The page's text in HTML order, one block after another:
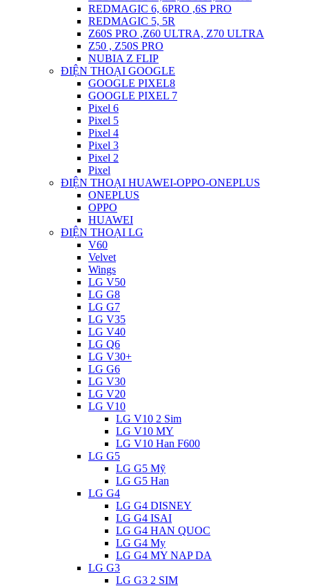
REDMAGIC 6, 6PRO ,6S PRO
REDMAGIC 5, 5R
Z60S PRO ,Z60 ULTRA, Z70 ULTRA
Z50 , Z50S PRO
NUBIA Z FLIP
ĐIỆN THOẠI GOOGLE
GOOGLE PIXEL8
GOOGLE PIXEL 7
Pixel 6
Pixel 5
Pixel 4
Pixel 3
Pixel 2
Pixel
ĐIỆN THOẠI HUAWEI-OPPO-ONEPLUS
ONEPLUS
OPPO
HUAWEI
ĐIỆN THOẠI LG
V60
Velvet
Wings
LG V50
LG G8
LG G7
LG V35
LG V40
LG Q6
LG V30+
LG G6
LG V30
LG V20
LG V10
LG V10 2 Sim
LG V10 MY
LG V10 Han F600
LG G5
LG G5 Mỹ
LG G5 Han
LG G4
LG G4 DISNEY
LG G4 ISAI
LG G4 HAN QUOC
LG G4 My
LG G4 MY NAP DA
LG G3
LG G3 2 SIM